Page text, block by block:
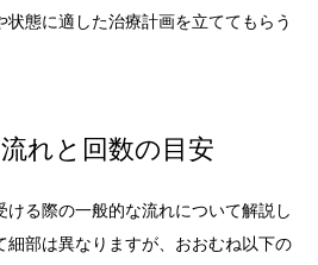
態に適した治療計画を立ててもらう
れと回数の目安
ける際の一般的な流れについて解説し
細部は異なりますが、おおむね以下の